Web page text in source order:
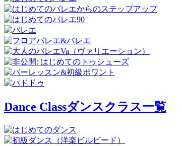
Dance Classダンスクラス一覧